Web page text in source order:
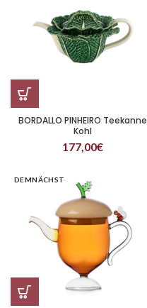
BORDALLO PINHEIRO Teekanne
Kohl
177,00€
DEMNÄCHST